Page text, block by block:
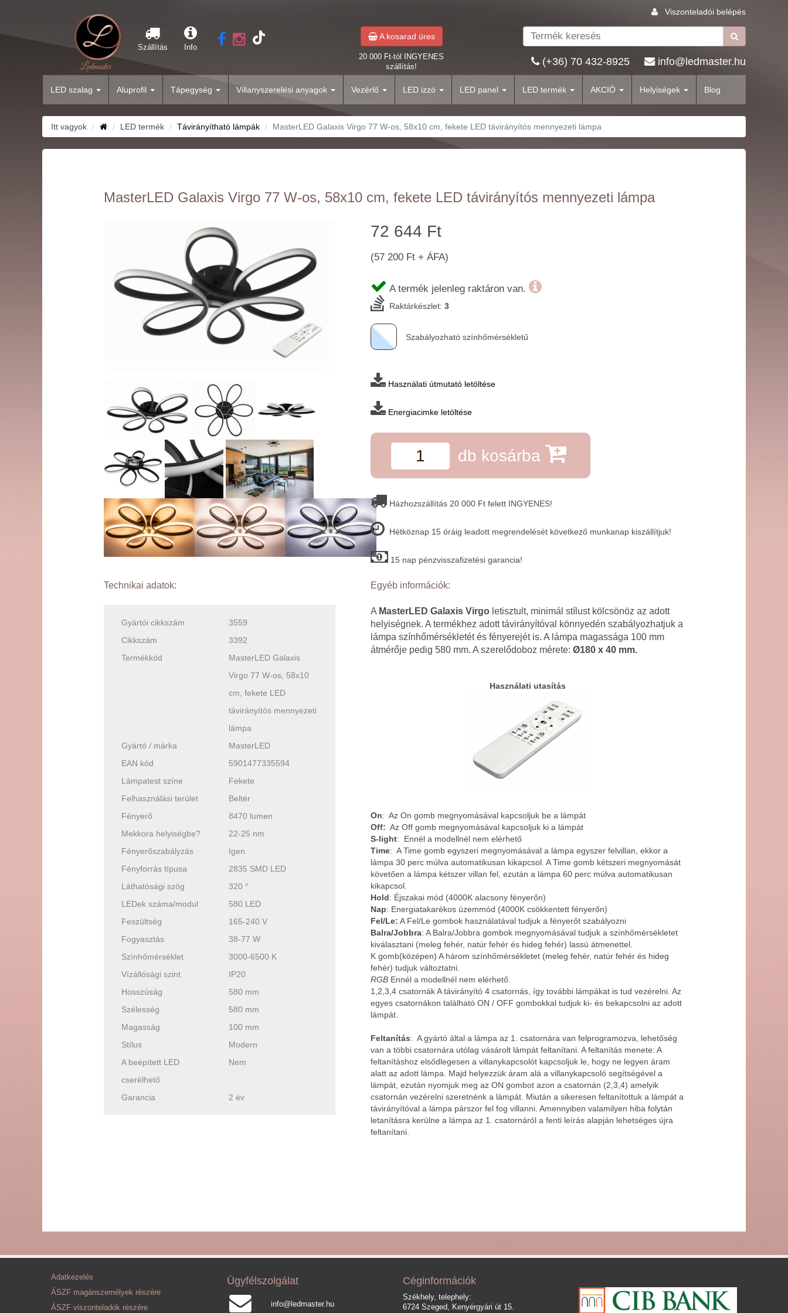
Viszonteladói belépés
Szállítás Info
A kosarad üres
20 000 Ft-tól INGYENES
szállítás!
(+36) 70 432-8925 info@ledmaster.hu
LED szalag Aluprofil Tápegység Villanyszerelési anyagok Vezérlő LED izzó LED panel LED termék AKCIÓ Helyiségek Blog
Itt vagyok LED termék Távirányítható lámpák MasterLED Galaxis Virgo 77 W-os, 58x10 cm, fekete LED távirányítós mennyezeti lámpa
MasterLED Galaxis Virgo 77 W-os, 58x10 cm, fekete LED távirányítós mennyezeti lámpa
72 644 Ft
(57 200 Ft + ÁFA)
A termék jelenleg raktáron van.
Raktárkészlet: 3
Szabályozható színhőmérsékletű
Használati útmutató letöltése
Energiacimke letöltése
db kosárba
Házhozszállítás 20 000 Ft felett INGYENES!
Hétköznap 15 óráig leadott megrendelését következő munkanap kiszállítjuk!
15 nap pénzvisszafizetési garancia!
Technikai adatok:
Gyártói cikkszám
3559
Cikkszám
3392
Termékkód
MasterLED Galaxis
Virgo 77 W-os, 58x10
cm, fekete LED
távirányítós mennyezeti
lámpa
Gyártó / márka
MasterLED
EAN kód
5901477335594
Lámpatest színe
Fekete
Felhasználási terület
Beltér
Fényerő
8470 lumen
Mekkora helyiségbe?
22-25 nm
Fényerőszabályzás
Igen
Fényforrás típusa
2835 SMD LED
Láthatósági szög
320 °
LEDek száma/modul
580 LED
Feszültség
165-240 V
Fogyasztás
38-77 W
Színhőmérséklet
3000-6500 K
Vízállósági szint
IP20
Hosszúság
580 mm
Szélesség
580 mm
Magasság
100 mm
Stílus
Modern
A beépített LED
cserélhető
Nem
Garancia 2 év
Egyéb információk:
A MasterLED Galaxis Virgo letisztult, minimál stílust kölcsönöz az adott
helyiségnek. A termékhez adott távirányítóval könnyedén szabályozhatjuk a
lámpa színhőmérsékletét és fényerejét is. A lámpa magassága 100 mm
átmérője pedig 580 mm. A szerelődoboz mérete: Ø180 x 40 mm.
Használati utasítás
On: Az On gomb megnyomásával kapcsoljuk be a lámpát
Off: Az Off gomb megnyomásával kapcsoljuk ki a lámpát
S-light:
Ennél a modellnél nem elérhető
Time: A Time gomb egyszeri megnyomásával a lámpa egyszer felvillan, ekkor a
lámpa 30 perc múlva automatikusan kikapcsol. A Time gomb kétszeri megnyomását
követően a lámpa kétszer villan fel, ezután a lámpa 60 perc múlva automatikusan
kikapcsol.
Hold: Éjszakai mód (4000K alacsony fényerőn)
Nap: Energiatakarékos üzemmód (4000K csökkentett fényerőn)
Fel/Le: A Fel/Le gombok használatával tudjuk a fényerőt szabályozni
Balra/Jobbra: A Balra/Jobbra gombok megnyomásával tudjuk a színhőmérsékletet
kiválasztani (meleg fehér, natúr fehér és hideg fehér) lassú átmenettel.
K gomb(középen) A három színhőmérsékletet (meleg fehér, natúr fehér és hideg
fehér) tudjuk változtatni.
RGB Ennél a modellnél nem elérhető.
1,2,3,4 csatornákA távirányító 4 csatornás, így további lámpákat is tud vezérelni. Az
egyes csatornákon található ON / OFF gombokkal tudjuk ki- és bekapcsolni az adott
lámpát.
Feltanítás: A gyártó által a lámpa az 1. csatornára van felprogramozva, lehetőség
van a többi csatornára utólag vásárolt lámpát feltanítani. A feltanítás menete: A
feltanításhoz elsődlegesen a villanykapcsolót kapcsoljuk le, hogy ne legyen áram
alatt az adott lámpa. Majd helyezzük áram alá a villanykapcsoló segítségével a
lámpát, ezután nyomjuk meg az ON gombot azon a csatornán (2,3,4) amelyik
csatornán vezérelni szeretnénk a lámpát. Miután a sikeresen feltanítottuk a lámpát a
távirányítóval a lámpa párszor fel fog villanni. Amennyiben valamilyen hiba folytán
letanításra kerülne a lámpa az 1. csatornáról a fenti leírás alapján lehetséges újra
feltanítani.
Adatkezelés
ÁSZF magánszemélyek részére
ÁSZF viszonteladók részére
Ügyfélszolgálat
info@ledmaster.hu
Céginformációk
Székhely, telephely:
6724 Szeged, Kenyérgyári út 15.